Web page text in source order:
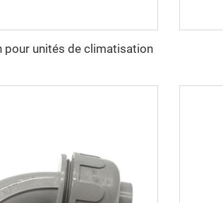
pour unités de climatisation